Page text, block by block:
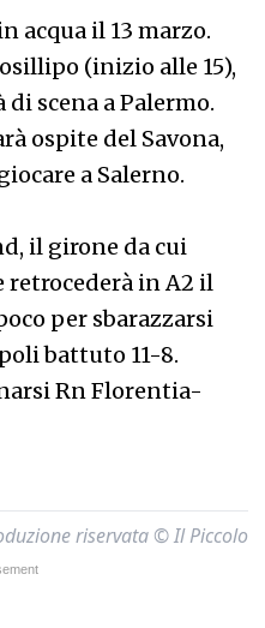
acqua il 13 marzo.
(inizio alle 15),
di scena a Palermo.
ospite del Savona,
a Salerno.
il girone da cui
retrocederà in A2 il
per sbarazzarsi
battuto 11-8.
Rn Florentia-
riservata © Il Piccolo